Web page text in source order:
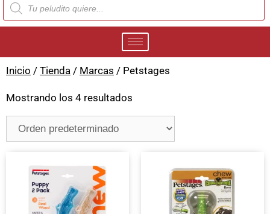
Inicio / Tienda / Marcas / Petstages
Mostrando los 4 resultados